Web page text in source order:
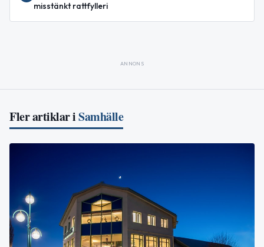
misstänkt rattfylleri
ANNONS
Fler artiklar iSamhälle